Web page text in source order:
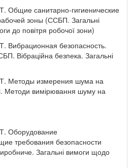
Общие санитарно-гигиенические
зоны (ССБП. Загальні
до повітря робочої зони)
Вибрационная безопасность.
Вібраційна безпека. Загальні
Методы измерения шума на
Методи вимірювання шуму на
Оборудование
требования безопасности
Загальні вимоги щодо